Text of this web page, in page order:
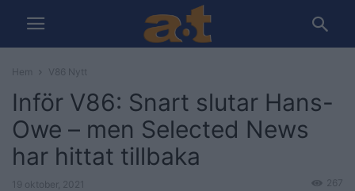
Hem V86 Nytt
Inför V86: Snart slutar Hans-
Owe – men Selected News
har hittat tillbaka
19 oktober, 2021 267